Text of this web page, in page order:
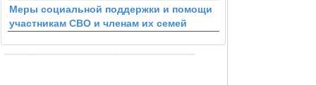
Меры социальной поддержки и помощи
участникам СВО и членам их семей